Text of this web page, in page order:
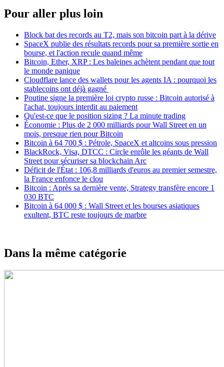
Pour aller plus loin
Block bat des records au T2, mais son bitcoin part à la dérive
SpaceX publie des résultats records pour sa première sortie en
bourse, et l'action recule quand même
Bitcoin, Ether, XRP : Les baleines achètent pendant que tout
le monde panique
Cloudflare lance des wallets pour les agents IA : pourquoi les
stablecoins ont déjà gagné
Poutine signe la première loi crypto russe : Bitcoin autorisé à
l'achat, toujours interdit au paiement
Qu'est-ce que le position sizing ? La minute trading
Économie : Plus de 2 000 milliards pour Wall Street en un
mois, presque rien pour Bitcoin
Bitcoin à 64 700 $ : Pétrole, SpaceX et altcoins sous pression
BlackRock, Visa, DTCC : Circle enrôle les géants de Wall
Street pour sécuriser sa blockchain Arc
Déficit de l'État : 106,8 milliards d'euros au premier semestre,
la France enfonce le clou
Bitcoin : Après sa dernière vente, Strategy transfère encore 1
030 BTC
Bitcoin à 64 000 $ : Wall Street et les bourses asiatiques
exultent, BTC reste toujours de marbre
Dans la même catégorie